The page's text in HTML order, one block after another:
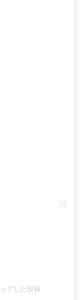
アした投稿